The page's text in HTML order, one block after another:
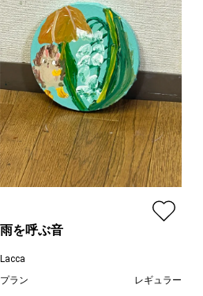
雨を呼ぶ音
Lacca
プラン
レギュラー